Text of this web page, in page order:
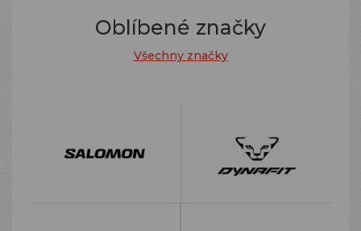
Oblíbené značky
Všechny značky